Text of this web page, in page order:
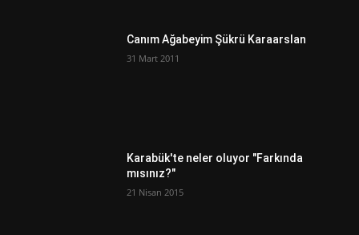
Canım Ağabeyim Şükrü Karaarslan
31 Mart 2011
Karabük'te neler oluyor "Farkında
mısınız?"
21 Nisan 2015